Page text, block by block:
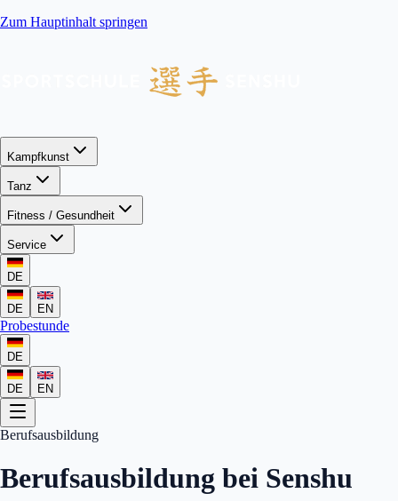
Zum Hauptinhalt springen
Kampfkunst
Tanz
Fitness / Gesundheit
Service
DE
DE EN
Probestunde
DE
DE EN
Berufsausbildung
Berufsausbildung bei Senshu